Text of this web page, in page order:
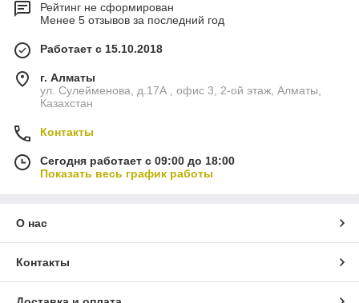
Рейтинг не сформирован
Менее 5 отзывов за последний год
Работает с 15.10.2018
г. Алматы
ул. Сулейменова, д.17А , офис 3, 2-ой этаж, Алматы,
Казахстан
Контакты
Сегодня работает с 09:00 до 18:00
Показать весь график работы
О нас
Контакты